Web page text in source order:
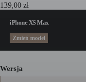
139,00 zł
iPhone XS Max
Zmień model
Wersja